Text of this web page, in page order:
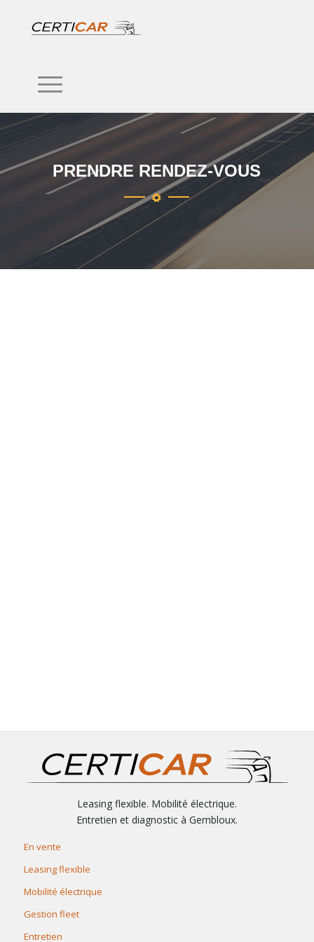
PRENDRE RENDEZ-VOUS
Leasing flexible. Mobilité électrique.
Entretien et diagnostic à Gembloux.
En vente
Leasing flexible
Mobilité électrique
Gestion fleet
Entretien